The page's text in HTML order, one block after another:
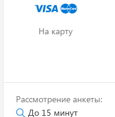
На карту
Рассмотрение анкеты:
До 15 минут